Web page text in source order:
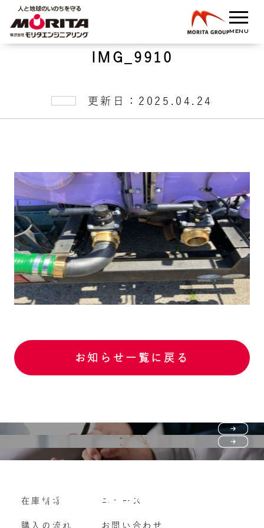
IMG_9910
更新日：2025.04.24
お知らせ一覧に戻る
購入の流れ
よくいただくご質問
Vehicle purchase
車両買い取り
在庫情報
購入の流れ
ニュース
お問い合わせ